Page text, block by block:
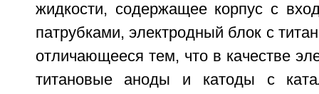
жидкости, содержащее корпус с
патрубками, электродный блок с
отличающееся тем, что в качестве
титановые аноды и катоды с